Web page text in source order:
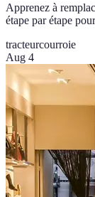
Apprenez à
étape par étape
tracteurcourroie
Aug 4